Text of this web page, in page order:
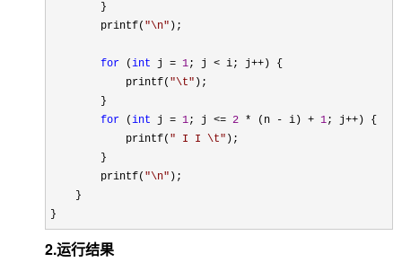
        }
        printf(
"\n" );
for (int j = 1; j < i; j++ ) {
            printf(
"\t" );
        }
for (int j = 1; j <= 2 * (n - i) + 1; j++ ) {
            printf(
" I I \t" );
        }
        printf(
"\n" );
    }
}
2.运行结果